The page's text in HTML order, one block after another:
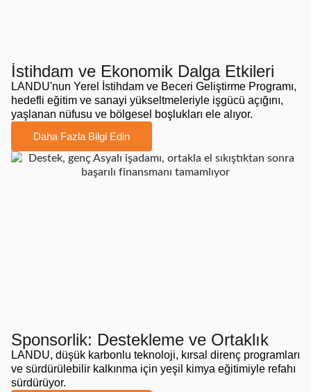
İstihdam ve Ekonomik Dalga Etkileri
LANDU'nun Yerel İstihdam ve Beceri Geliştirme Programı,
hedefli eğitim ve sanayi yükseltmeleriyle işgücü açığını,
yaşlanan nüfusu ve bölgesel boşlukları ele alıyor.
Daha Fazla Bilgi Edin
Sponsorlik: Destekleme ve Ortaklık
LANDU, düşük karbonlu teknoloji, kırsal direnç programları
ve sürdürülebilir kalkınma için yeşil kimya eğitimiyle refahı
sürdürüyor.